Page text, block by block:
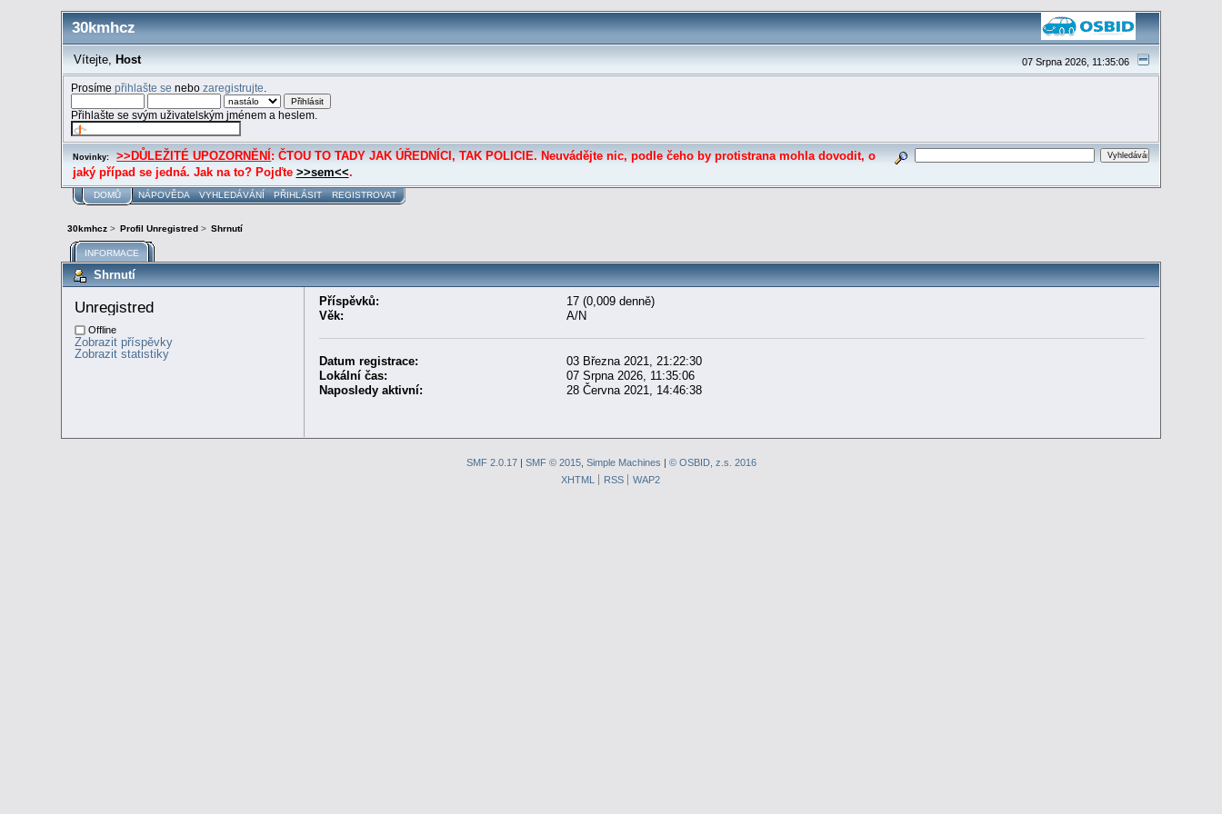
30kmhcz
07 Srpna 2026, 11:35:06
Vítejte, Host
Prosímepřihlašte se nebozaregistrujte
Přihlašte se svým uživatelským jménem a heslem.
Novinky: >>DŮLEŽITÉ UPOZORNĚNÍ : ČTOU TO TADY JAK ÚŘEDNÍCI, TAK POLICIE. Neuvádějte nic, podle čeho by protistrana mohla dovodit, o
jaký případ se jedná. Jak na to? Pojďte >>sem<<.
DOMŮ NÁPOVĚDA VYHLEDÁVÁNÍ PŘIHLÁSIT REGISTROVAT
30kmhcz> Profil Unregistred > Shrnutí
INFORMACE
Shrnutí
Unregistred
Offline
Zobrazit příspěvky
Zobrazit statistiky
Příspěvků:
17 (0,009 denně)
Věk:
A/N
Datum registrace:
03 Března 2021, 21:22:30
Lokální čas:
07 Srpna 2026, 11:35:06
Naposledy aktivní:
28 Června 2021, 14:46:38
SMF 2.0.17| SMF © 2015, Simple Machines | © OSBID, z.s. 2016
XHTML
RSS WAP2